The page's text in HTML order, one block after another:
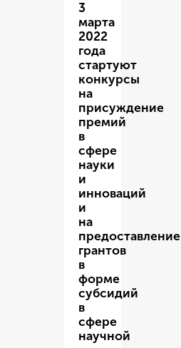
3
марта
2022
года
стартуют
конкурсы
на
присуждение
премий
в
сфере
науки
и
инноваций
и
на
предоставление
грантов
в
форме
субсидий
в
сфере
научной